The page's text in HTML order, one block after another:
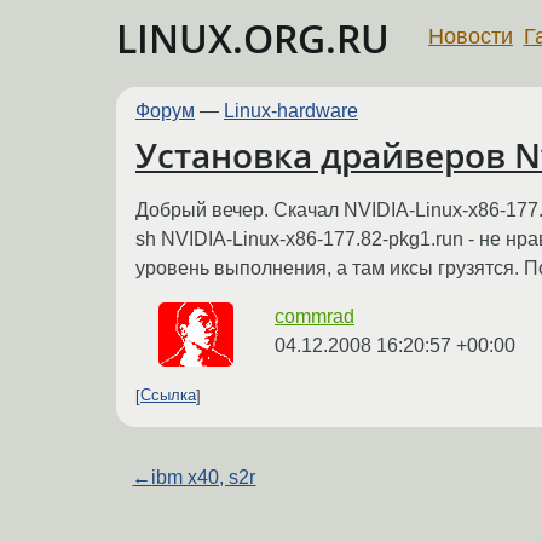
LINUX.ORG.RU Новости
Форум — Linux-hardware
Установка драйверов
Добрый вечер. Скачал NVIDIA-Linux-x86-
sh NVIDIA-Linux-x86-177.82-pkg1.run - не
уровень выполнения, а там иксы грузятся.
commrad
04.12.2008 16:20:57 +00:00
Ссылка
← ibm x40, s2r